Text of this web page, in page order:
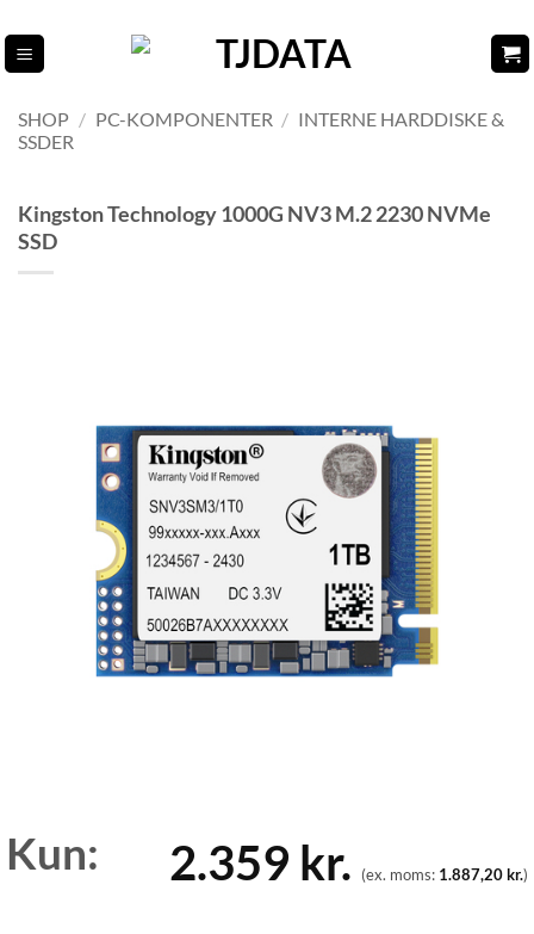
til
indhold
SHOP / PC-KOMPONENTER / INTERNE HARDDISKE &
SSDER
Kingston Technology 1000G NV3 M.2 2230 NVMe
SSD
Kun: 2.359 kr. (ex. moms: 1.887,20kr.)